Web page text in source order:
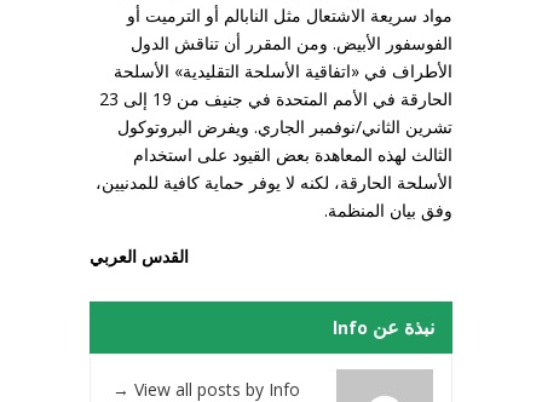
مواد سريعة الاشتعال مثل النابالم أو الترميت أو
الفوسفور الأبيض. ومن المقرر أن تناقش الدول
الأطراف في «اتفاقية الأسلحة التقليدية» الأسلحة
الحارقة في الأمم المتحدة في جنيف من 19 إلى 23
تشرين الثاني/نوفمبر الجاري. ويفرض البروتوكول
الثالث لهذه المعاهدة بعض القيود على استخدام
الأسلحة الحارقة، لكنه لا يوفر حماية كافية للمدنيين،
وفق بيان المنظمة.
القدس العربي
نبذة عن Info
View all posts by Info
→